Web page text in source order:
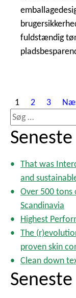
fuldstændig
n
d
l
g
i
n
d
e
i
n
g
1 2 3
S
ø
g
That was
and
Over 500 tons
Scandinavia
Highest
The
proven skin
Clean down